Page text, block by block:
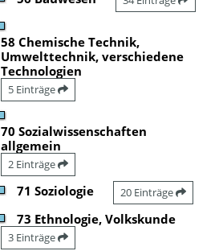
58 Chemische Technik,
Umwelttechnik, verschiedene
Technologien
5 Einträge
70 Sozialwissenschaften
allgemein
2 Einträge
71 Soziologie 20 Einträge
73 Ethnologie, Volkskunde
3 Einträge